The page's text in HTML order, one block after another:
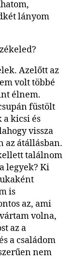
lányom
Azelőtt az
volt többé
élnem.
füstölt
a kicsi és
vissza
az átállásban.
találnom
legyek? Ki
is
az, ami
volna,
az a
a családom
nem